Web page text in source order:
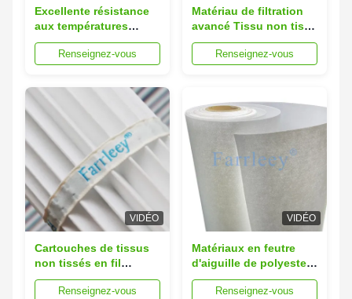
Excellente résistance
aux températures
élevées PPS collecteur
de poussière Filtre
médias
Renseignez-vous
Matériau de filtration
avancé Tissu non tissé
d'aramide pour la
filtration des
Renseignez-vous
VIDÉO
Cartouches de tissus
non tissés en fil
d'aiguille de haute
efficacité pliables
Renseignez-vous
VIDÉO
Matériaux en feutre
d'aiguille de polyester
à haute résistance
mécanique avec
Renseignez-vous